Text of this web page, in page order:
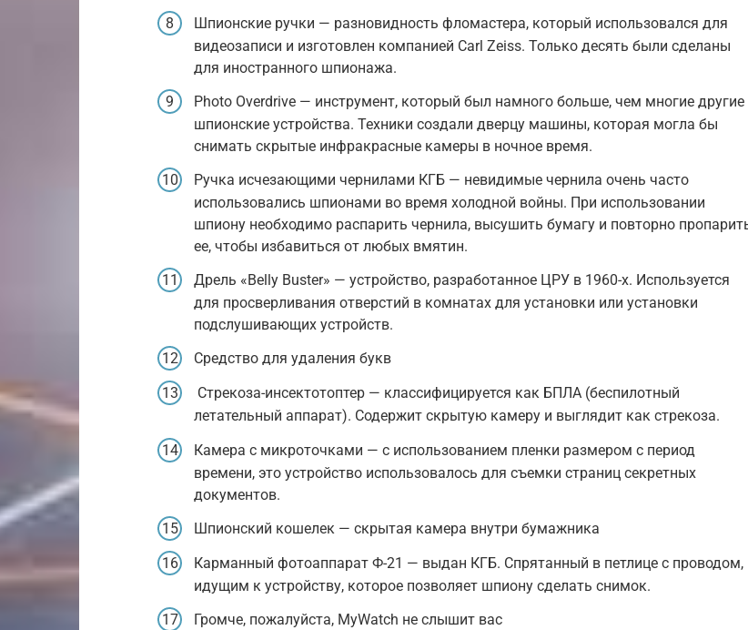
Шпионские ручки — разновидность фломастера, который использовался для
видеозаписи и изготовлен компанией Carl Zeiss. Только десять были сделаны
для иностранного шпионажа.
Photo Overdrive — инструмент, который был намного больше, чем многие другие
шпионские устройства. Техники создали дверцу машины, которая могла бы
снимать скрытые инфракрасные камеры в ночное время.
Ручка исчезающими чернилами КГБ — невидимые чернила очень часто
использовались шпионами во время холодной войны. При использовании
шпиону необходимо распарить чернила, высушить бумагу и повторно
ее, чтобы избавиться от любых вмятин.
Дрель «Belly Buster» — устройство, разработанное ЦРУ в 1960-х. Используется
для просверливания отверстий в комнатах для установки или установки
подслушивающих устройств.
Средство для удаления букв
Стрекоза-инсектотоптер — классифицируется как БПЛА (беспилотный
летательный аппарат). Содержит скрытую камеру и выглядит как стрекоза.
Камера с микроточками — с использованием пленки размером с период
времени, это устройство использовалось для съемки страниц секретных
документов.
Шпионский кошелек — скрытая камера внутри бумажника
Карманный фотоаппарат Ф-21 — выдан КГБ. Спрятанный в петлице с проводом,
идущим к устройству, которое позволяет шпиону сделать снимок.
Громче, пожалуйста, MyWatch не слышит вас